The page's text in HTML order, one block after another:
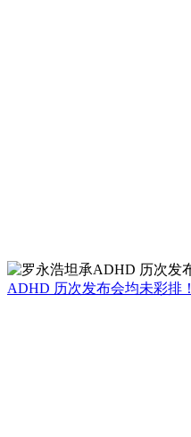
ADHD 历次发布会均未彩排！